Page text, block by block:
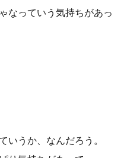
なっていう気持ちがあっ
いうか、なんだろう。